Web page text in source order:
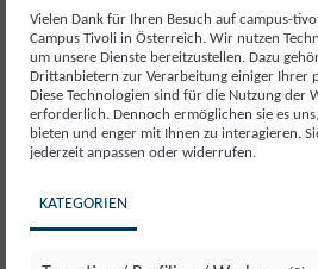
Bundeskanzler Christian
Podcast-Format„Für uns in der
im Gespräch“.
Seit einem Jahr trägt die
Verantwortung für Österreich.
Entscheidungen, Reformprojekten
Weichenstellungen für die Zukunft
Vielen Dank für Ihren Besuch auf campus-
Campus Tivoli in Österreich. Wir nutzen
um unsere Dienste bereitzustellen. Dazu
Drittanbietern zur Verarbeitung einiger Ihrer
Diese Technologien sind für die Nutzung der
erforderlich. Dennoch ermöglichen sie es
bieten und enger mit Ihnen zu interagieren.
jederzeit anpassen oder widerrufen.
KATEGORIEN